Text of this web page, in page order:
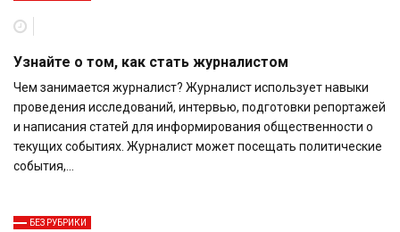
Узнайте о том, как стать журналистом
Чем занимается журналист? Журналист использует навыки
проведения исследований, интервью, подготовки репортажей
и написания статей для информирования общественности о
текущих событиях. Журналист может посещать политические
события,…
БЕЗ РУБРИКИ